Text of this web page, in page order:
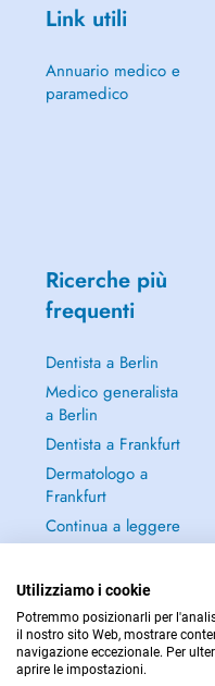
Link utili
Annuario medico e
paramedico
Ricerche più
frequenti
Dentista a Berlin
Medico generalista
a Berlin
Dentista a Frankfurt
Dermatologo a
Frankfurt
Continua a leggere
→
PER LE
Utilizziamo i cookie
Potremmo posizionarli per
il nostro sito Web, mostrare
navigazione eccezionale. Per
aprire le impostazioni.